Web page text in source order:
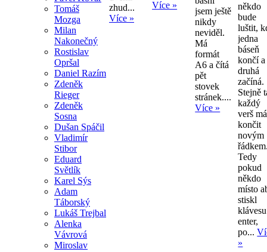
Tomáš
Mozga
Milan
Nakonečný
Rostislav
Opršal
Daniel Razím
Zdeněk
Rieger
Zdeněk
Sosna
Dušan Spáčil
Vladimír
Stibor
Eduard
Světlík
Karel Sýs
Adam
Táborský
Lukáš Trejbal
Alenka
Vávrová
Miroslav
zhud...
Více »
Více »
jsem ještě
nikdy
neviděl.
Má
formát
A6 a čítá
pět
stovek
stránek....
Více »
někdo
bude
luštit,
jedna
báseň
končí a
druhá
začíná.
Stejně
každý
verš má
končit
novým
Tedy
pokud
někdo
místo
stiskl
klávesu
enter,
po...
»